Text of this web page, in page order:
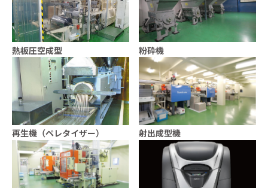
熱板圧空成型 粉砕機
再生機（ペレタイザー） 射出成型機